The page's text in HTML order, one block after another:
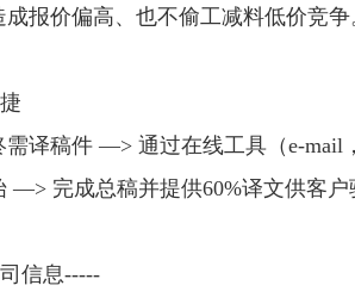
报价偏高、也不偷工减料低价竞
译稿件 —> 通过在线工具（e-mail
—> 完成总稿并提供60%译文供客
信息-----